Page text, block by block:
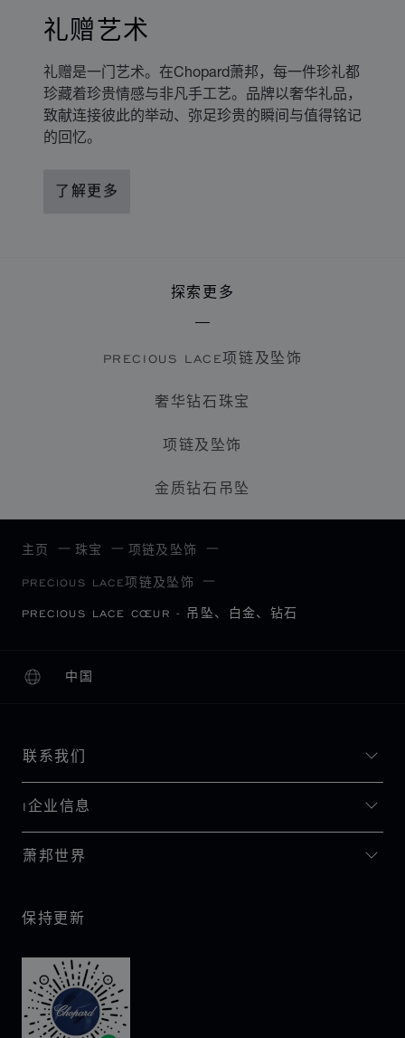
礼赠艺术
礼赠是一门艺术。在Chopard萧邦，每一件珍礼都
珍藏着珍贵情感与非凡手工艺。品牌以奢华礼品，
致献连接彼此的举动、弥足珍贵的瞬间与值得铭记
的回忆。
了解更多
探索更多
PRECIOUS LACE项链及坠饰
奢华钻石珠宝
项链及坠饰
金质钻石吊坠
主页 珠宝 项链及坠饰
PRECIOUS LACE项链及坠饰
PRECIOUS LACE CŒUR - 吊坠、白金、钻石
中国
本地化（更改国家/地区）
更改国家/地区
联系我们
I企业信息
萧邦世界
保持更新